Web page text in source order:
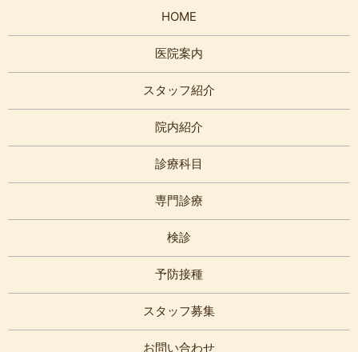
HOME
医院案内
スタッフ紹介
院内紹介
診療科目
専門診療
検診
予防接種
スタッフ募集
お問い合わせ